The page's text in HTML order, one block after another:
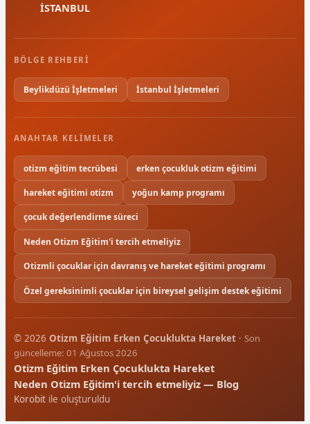
İSTANBUL
BÖLGE REHBERI
Beylikdüzü İşletmeleri İstanbul İşletmeleri
ANAHTAR KELIMELER
otizm eğitim tecrübesi erken çocukluk otizm eğitimi
hareket eğitimi otizm yoğun kamp programı
çocuk değerlendirme süreci
Neden Otizm Eğitim'i tercih etmeliyiz
Otizmli çocuklar için davranış ve hareket eğitimi programı
Özel gereksinimli çocuklar için bireysel gelişim destek eğitimi
© 2026 Otizm Eğitim Erken Çocuklukta Hareket · Son
güncelleme: 01 Ağustos 2026
Otizm Eğitim Erken Çocuklukta Hareket
Neden Otizm Eğitim'i tercih etmeliyiz — Blog
Korobit ile oluşturuldu